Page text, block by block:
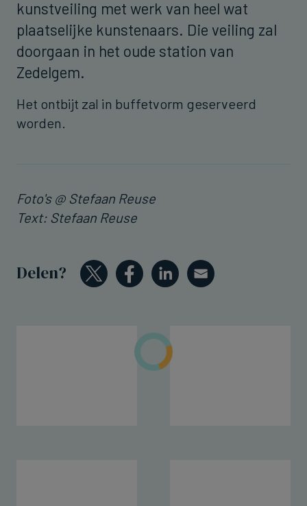
kunstveiling met werk van heel wat
plaatselijke kunstenaars. Die veiling zal
doorgaan in het oude station van
Zedelgem.
Het ontbijt zal in buffetvorm geserveerd
worden.
Foto's @ Stefaan Reuse
Text: Stefaan Reuse
Delen?